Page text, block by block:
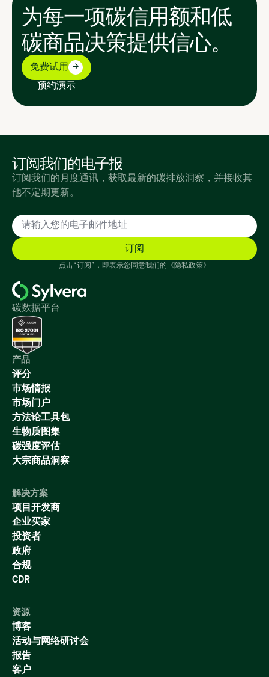
为每一项碳信用额和低
碳商品决策提供信心。
免费试用
预约演示
订阅我们的电子报
订阅我们的月度通讯，获取最新的碳排放洞察，并接收其
他不定期更新。
点击“订阅”，即表示您同意我们的《隐私政策》
碳数据平台
产品
评分
市场情报
市场门户
方法论工具包
生物质图集
碳强度评估
大宗商品洞察
解决方案
项目开发商
企业买家
投资者
政府
合规
CDR
资源
博客
活动与网络研讨会
报告
客户